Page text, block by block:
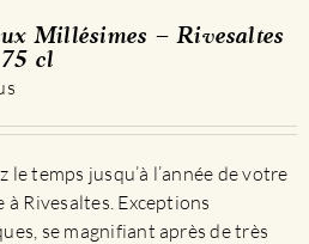
Millésimes – Rivesaltes
cl
le temps jusqu’à l’année de votre
à Rivesaltes. Exceptions
se magnifiant après de très